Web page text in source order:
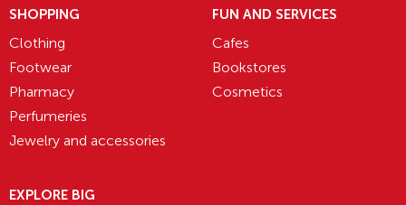
SHOPPING
Clothing
Footwear
Pharmacy
Perfumeries
Jewelry and accessories
FUN AND SERVICES
Cafes
Bookstores
Cosmetics
EXPLORE BIG